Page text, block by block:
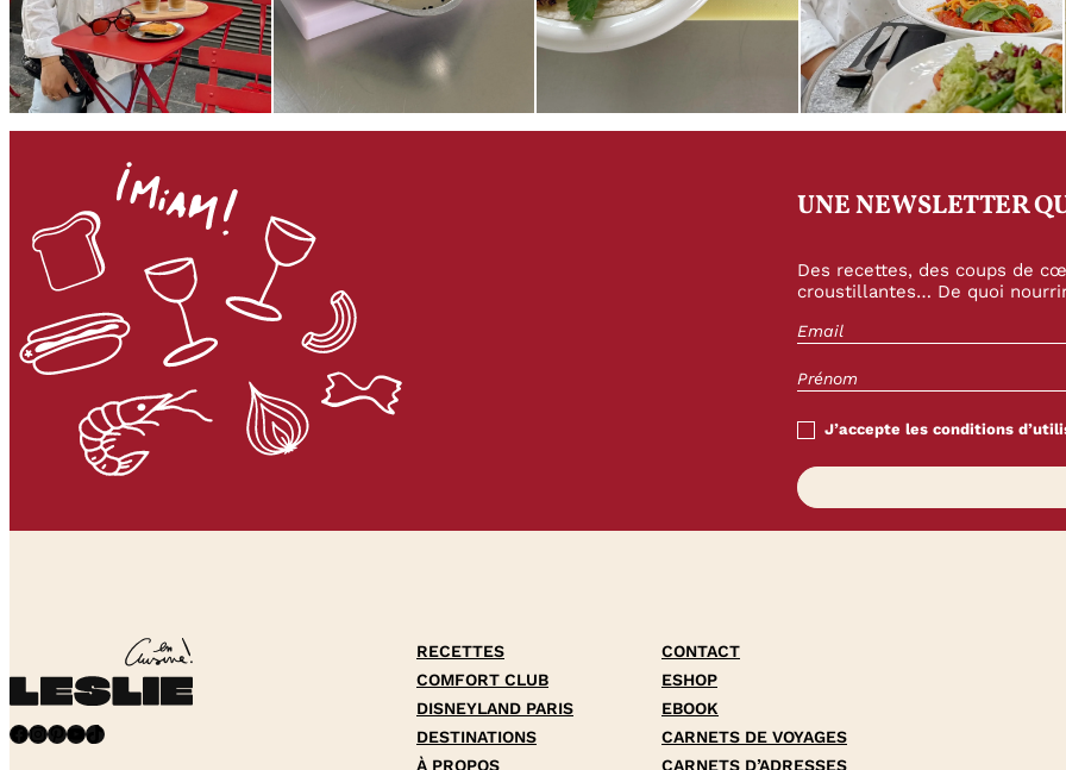
UNE NEWSLETTER
Des recettes, des coups de
croustillantes… De quoi
J’accepte les conditions
Facebook InstagramPinterest YouTube TikTok
RECETTES
COMFORT CLUB
DISNEYLAND PARIS
DESTINATIONS
À PROPOS
CONTACT
ESHOP
EBOOK
CARNETS DE VOYAGES
CARNETS D’ADRESSES